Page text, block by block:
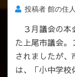
投稿者 館の住人
３月議会の本
た上尾市議会。
されましたが
は、「小中学